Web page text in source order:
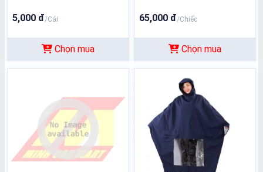
5,000 đ/Cái
Chọn mua
65,000 đ/Chiếc
Chọn mua